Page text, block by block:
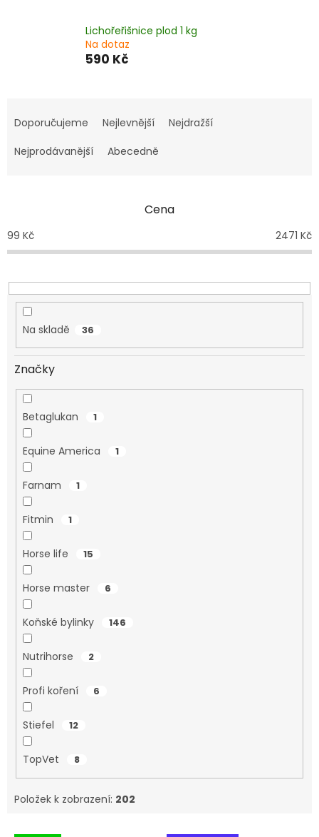
Lichořeřišnice plod 1 kg
Na dotaz
590 Kč
a
e
o
d
k
t
Doporučujeme Nejlevnější
Nejdražší
Nejprodávanější
Abecedně
Cena
99 Kč 2471 Kč
Na skladě 36
Značky
Betaglukan 1
Equine America 1
Farnam 1
Fitmin 1
Horse life 15
Horse master 6
Koňské bylinky 146
Nutrihorse 2
Profi koření 6
Stiefel 12
TopVet 8
Položek k zobrazení: 202